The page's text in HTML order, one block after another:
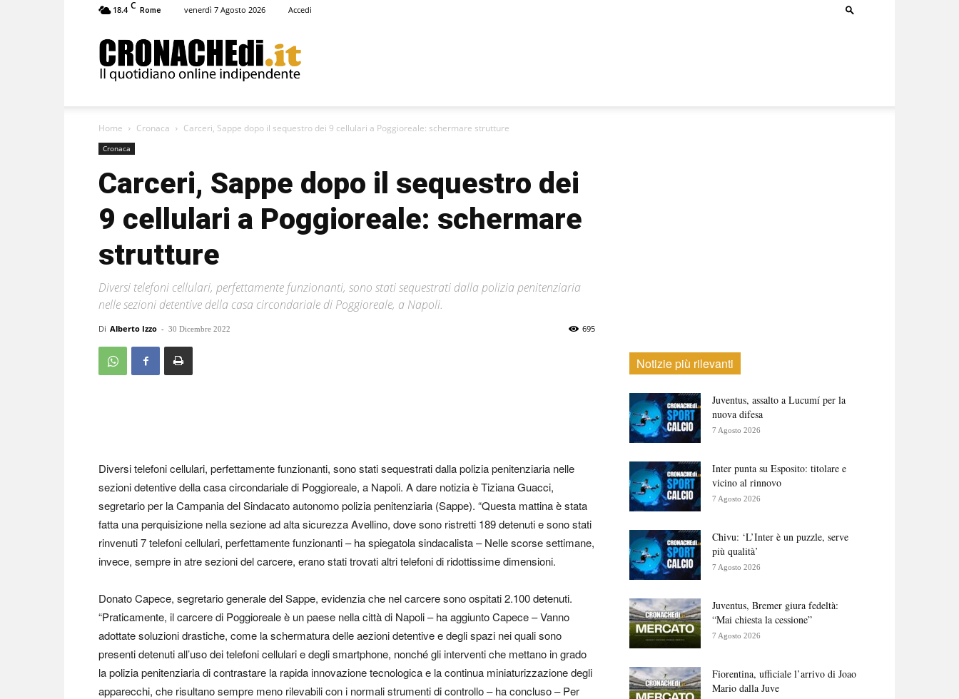
18.4 C Rome venerdì 7 Agosto 2026 Accedi
Home Cronaca Carceri, Sappe dopo il sequestro dei 9 cellulari a Poggioreale: schermare strutture
Cronaca
Carceri, Sappe dopo il sequestro dei
9 cellulari a Poggioreale: schermare
strutture
Diversi telefoni cellulari, perfettamente funzionanti, sono stati sequestrati dalla polizia penitenziaria
nelle sezioni detentive della casa circondariale di Poggioreale, a Napoli.
Di Alberto Izzo - 30 Dicembre 2022 695
Diversi telefoni cellulari, perfettamente funzionanti, sono stati sequestrati dalla polizia penitenziaria nelle
sezioni detentive della casa circondariale di Poggioreale, a Napoli. A dare notizia è Tiziana Guacci,
segretario per la Campania del Sindacato autonomo polizia penitenziaria (Sappe). “Questa mattina è stata
fatta una perquisizione nella sezione ad alta sicurezza Avellino, dove sono ristretti 189 detenuti e sono stati
rinvenuti 7 telefoni cellulari, perfettamente funzionanti – ha spiegatola sindacalista – Nelle scorse settimane,
invece, sempre in atre sezioni del carcere, erano stati trovati altri telefoni di ridottissime dimensioni.
Donato Capece, segretario generale del Sappe, evidenzia che nel carcere sono ospitati 2.100 detenuti.
“Praticamente, il carcere di Poggioreale è un paese nella città di Napoli – ha aggiunto Capece – Vanno
adottate soluzioni drastiche, come la schermatura delle aezioni detentive e degli spazi nei quali sono
presenti detenuti all’uso dei telefoni cellulari e degli smartphone, nonché gli interventi che mettano in grado
la polizia penitenziaria di contrastare la rapida innovazione tecnologica e la continua miniaturizzazione degli
apparecchi, che risultano sempre meno rilevabili con i normali strumenti di controllo – ha concluso – Per
Notizie più rilevanti
Juventus, assalto a Lucumí per la
nuova difesa
7 Agosto 2026
Inter punta su Esposito: titolare e
vicino al rinnovo
7 Agosto 2026
Chivu: ‘L’Inter è un puzzle, serve
più qualità’
7 Agosto 2026
Juventus, Bremer giura fedeltà:
“Mai chiesta la cessione”
7 Agosto 2026
Fiorentina, ufficiale l’arrivo di Joao
Mario dalla Juve